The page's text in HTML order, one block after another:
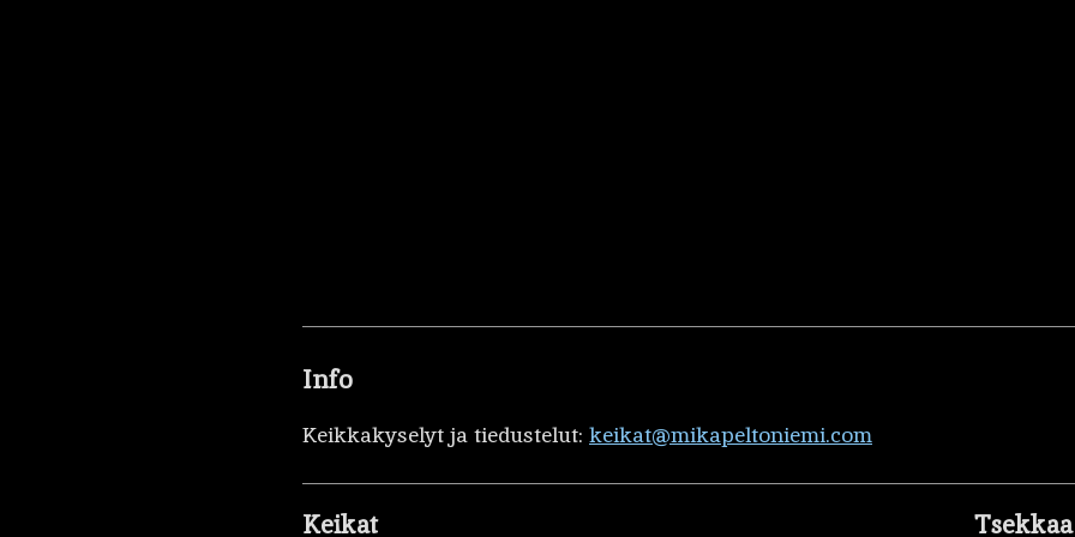
Info
Keikkakyselyt ja tiedustelut: keikat@mikapeltoniemi.com
Keikat